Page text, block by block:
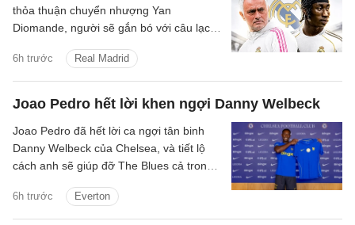
6h trước Real Madrid
thỏa thuận chuyển nhượng Yan
Diomande, người sẽ gắn bó với câu lạc
ngày 30 tháng 6 năm 2033.
Joao Pedro hết lời khen ngợi Danny Welbeck
6h trước Everton
Joao Pedro đã hết lời ca ngợi tân binh
Danny Welbeck của Chelsea, và tiết lộ
cách anh sẽ giúp đỡ The Blues cả trong